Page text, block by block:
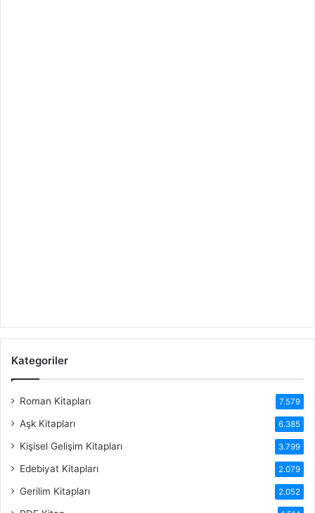
Kategoriler
Roman Kitapları 7.579
Aşk Kitapları 6.385
Kişisel Gelişim Kitapları 3.799
Edebiyat Kitapları 2.079
Gerilim Kitapları 2.052